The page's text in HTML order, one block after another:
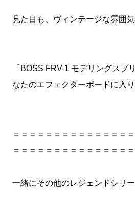
見た目も、ヴィンテージな雰囲
「BOSS FRV-1 モデリングスプ
なたのエフェクターボードに入
＝＝＝＝＝＝＝＝＝＝＝＝＝＝
＝＝＝＝＝＝＝＝＝＝＝＝＝＝
一緒にその他のレジェンドシリ